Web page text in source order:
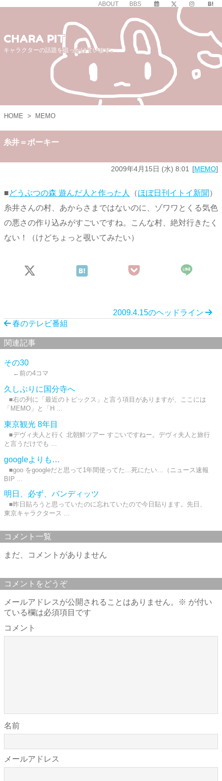
ABOUT BBS
CHARA PIT
キャラクターの話題を追っかけています。
HOME > MEMO
糸井＝ポーキー
2009年4月15日 (水) 8:01 MEMO
■どうぶつの森 遊んだ人と作った人 （ほぼ日刊イトイ新聞 ）
糸井さんの村、あからさまではないのに、ゾワワとくる気色
の悪さの作り込みがすごいですね。こんな村、絶対行きたく
ない！（けどちょっと覗いてみたい）
2009.4.15のヘッドライン
春のテレビ番組
関連記事
その30
←前の4コマ
久しぶりに国分寺へ
■右の列に「最近のトピックス」と言う項目がありますが、ここには
「MEMO」と「H ...
東京観光 8年目
■デヴィ夫人と行く 北朝鮮ツアー すごいですねー。デヴィ夫人と旅行
と言うだけでも ...
googleよりも…
■goo をgoogleだと思って1年間使ってた…死にたい…（ニュース速報
BIP ...
明日、必ず、バンディッツ
■昨日貼ろうと思っていたのに忘れていたので今日貼ります。先日、
東京キャラクタース ...
コメント一覧
まだ、コメントがありません
コメントをどうぞ
メールアドレスが公開されることはありません。 ※ が付い
ている欄は必須項目です
コメント
名前
メールアドレス